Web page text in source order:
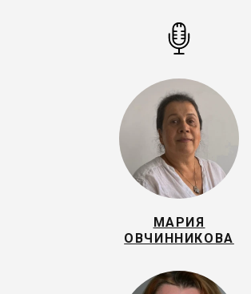
МАРИЯ
ОВЧИННИКОВА